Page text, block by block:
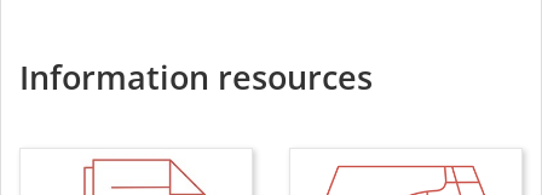
Information resources